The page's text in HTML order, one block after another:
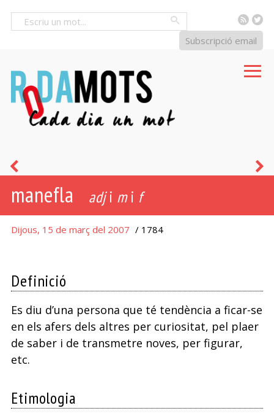
RSS
Subscripció email
manefla adji mi f
Dijous, 15 de març del 2007 / 1784
Definició
Es diu d’una persona que té tendència a ficar-se
en els afers dels altres per curiositat, pel plaer
de saber i de transmetre noves, per figurar,
etc.
Etimologia
xitxarel·lo